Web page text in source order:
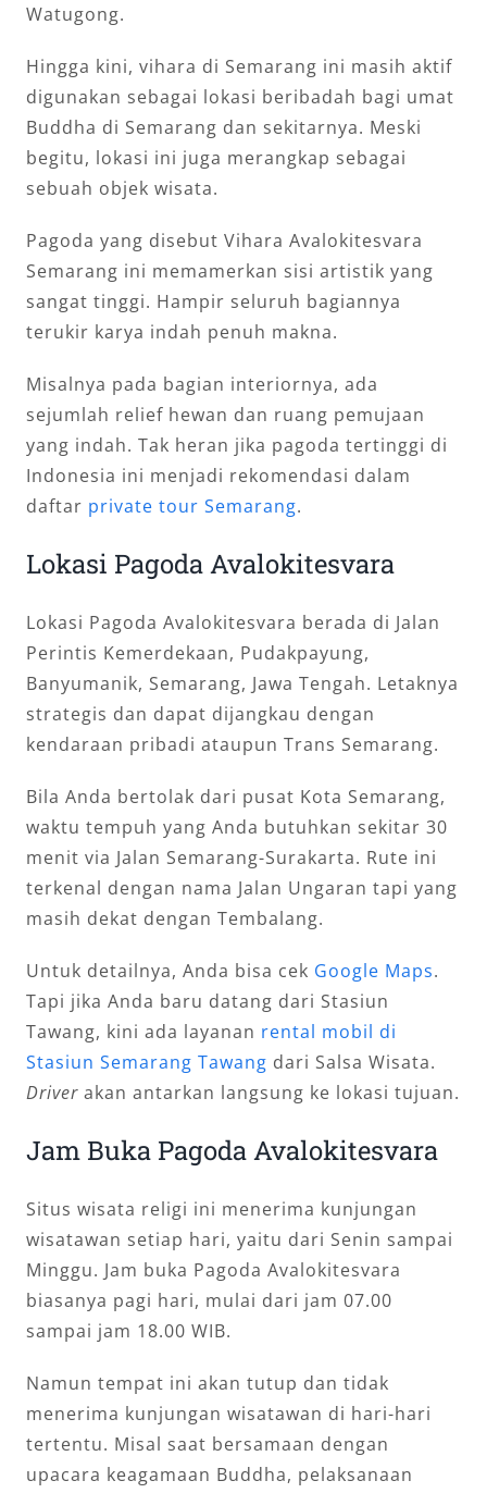
Watugong.
Hingga kini, vihara di Semarang ini masih aktif
digunakan sebagai lokasi beribadah bagi umat
Buddha di Semarang dan sekitarnya. Meski
begitu, lokasi ini juga merangkap sebagai
sebuah objek wisata.
Pagoda yang disebut Vihara Avalokitesvara
Semarang ini memamerkan sisi artistik yang
sangat tinggi. Hampir seluruh bagiannya
terukir karya indah penuh makna.
Misalnya pada bagian interiornya, ada
sejumlah relief hewan dan ruang pemujaan
yang indah. Tak heran jika pagoda tertinggi di
Indonesia ini menjadi rekomendasi dalam
daftar private tour Semarang.
Lokasi Pagoda Avalokitesvara
Lokasi Pagoda Avalokitesvara berada di Jalan
Perintis Kemerdekaan, Pudakpayung,
Banyumanik, Semarang, Jawa Tengah. Letaknya
strategis dan dapat dijangkau dengan
kendaraan pribadi ataupun Trans Semarang.
Bila Anda bertolak dari pusat Kota Semarang,
waktu tempuh yang Anda butuhkan sekitar 30
menit via Jalan Semarang-Surakarta. Rute ini
terkenal dengan nama Jalan Ungaran tapi yang
masih dekat dengan Tembalang.
Untuk detailnya, Anda bisa cek Google Maps.
Tapi jika Anda baru datang dari Stasiun
Tawang, kini ada layanan rental mobil di
Stasiun Semarang Tawang dari Salsa Wisata.
Driverakan antarkan langsung ke lokasi tujuan.
Jam Buka Pagoda Avalokitesvara
Situs wisata religi ini menerima kunjungan
wisatawan setiap hari, yaitu dari Senin sampai
Minggu. Jam buka Pagoda Avalokitesvara
biasanya pagi hari, mulai dari jam 07.00
sampai jam 18.00 WIB.
Namun tempat ini akan tutup dan tidak
menerima kunjungan wisatawan di hari-hari
tertentu. Misal saat bersamaan dengan
upacara keagamaan Buddha, pelaksanaan